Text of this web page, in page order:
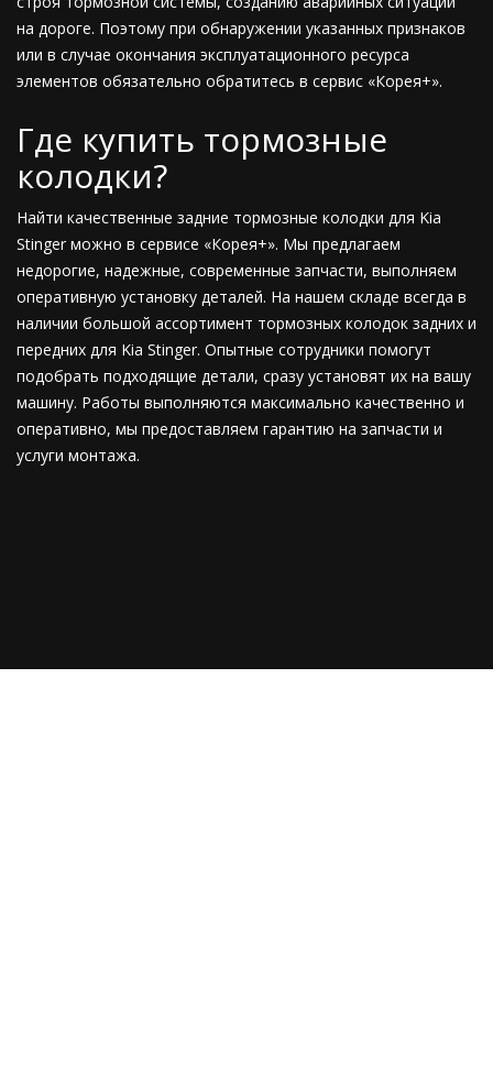
на дороге. Поэтому при обнаружении указанных признаков
или в случае окончания эксплуатационного ресурса
элементов обязательно обратитесь в сервис «Корея+».
Где купить тормозные
колодки?
Найти качественные задние тормозные колодки для Kia
Stinger можно в сервисе «Корея+». Мы предлагаем
недорогие, надежные, современные запчасти, выполняем
оперативную установку деталей. На нашем складе всегда в
наличии большой ассортимент тормозных колодок задних и
передних для Kia Stinger. Опытные сотрудники помогут
подобрать подходящие детали, сразу установят их на вашу
машину. Работы выполняются максимально качественно и
оперативно, мы предоставляем гарантию на запчасти и
услуги монтажа.